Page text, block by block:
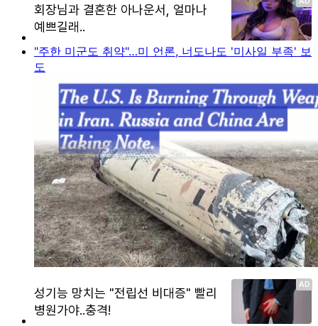
"주한 미군도 취약"…미 언론, 너도나도 '미사일 부족' 보
도